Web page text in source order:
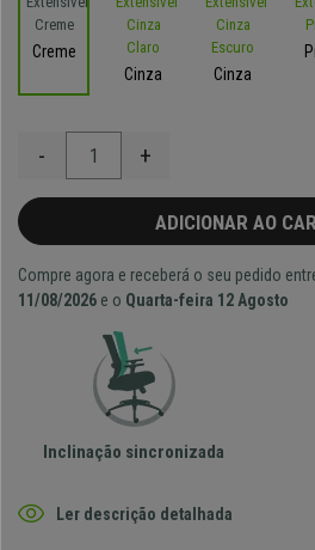
Creme
Cinza
Cinza
- +
ADICIONAR AO
Compre agora e receberá o seu pedido
11/08/2026 e o Quarta-feira 12 Agosto
Inclinação sincronizada
Ler descrição detalhada